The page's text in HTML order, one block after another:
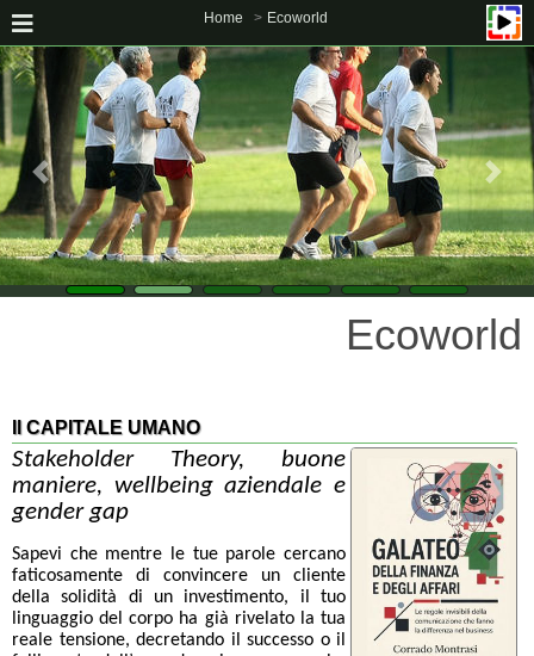
Home Ecoworld
Ecoworld
Il CAPITALE UMANO
Stakeholder Theory, buone
maniere, wellbeing aziendale e
gender gap
Sapevi che mentre le tue parole cercano
faticosamente di convincere un cliente
della solidità di un investimento, il tuo
linguaggio del corpo ha già rivelato la tua
reale tensione, decretando il successo o il